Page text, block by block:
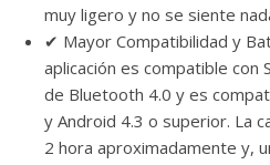
muy ligero y no se siente
✔ Mayor Compatibilidad y
aplicación es compatible con
de Bluetooth 4.0 y es
y Android 4.3 o superior. La
2 hora aproximadamente y,